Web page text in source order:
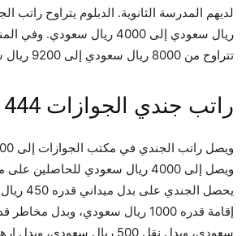
ريال سعودي إلى 4000 ريال سعودي.
تتراوح من 8000 ريال سعودي إلى 9200 ريال سعودي.
راتب جندي الجوازات 1444
ويصل إلى 4000 ريال سعودي للحاصلين
يحصل